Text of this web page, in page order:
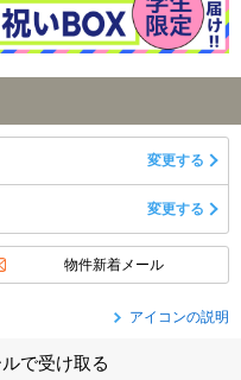
変更する
変更する
物件新着メール
アイコンの説明
で受け取る